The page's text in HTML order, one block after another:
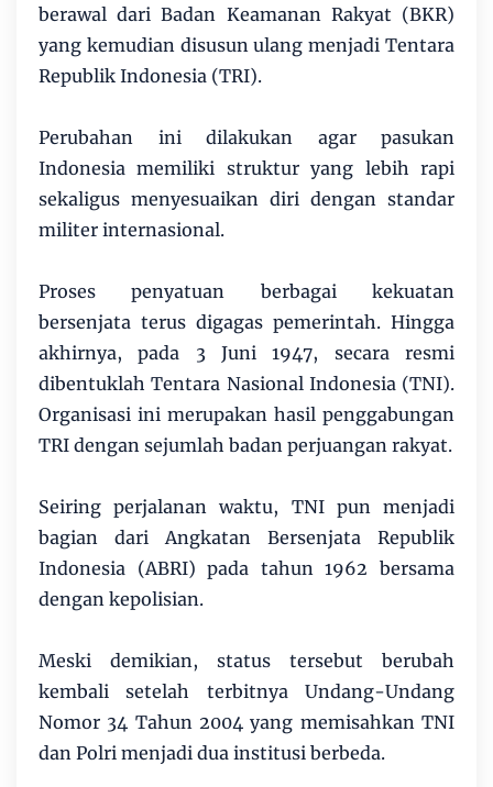
berawal dari Badan Keamanan Rakyat (BKR)
yang kemudian disusun ulang menjadi Tentara
Republik Indonesia (TRI).
Perubahan ini dilakukan agar pasukan
Indonesia memiliki struktur yang lebih rapi
sekaligus menyesuaikan diri dengan standar
militer internasional.
Proses penyatuan berbagai kekuatan
bersenjata terus digagas pemerintah. Hingga
akhirnya, pada 3 Juni 1947, secara resmi
dibentuklah Tentara Nasional Indonesia (TNI).
Organisasi ini merupakan hasil penggabungan
TRI dengan sejumlah badan perjuangan rakyat.
Seiring perjalanan waktu, TNI pun menjadi
bagian dari Angkatan Bersenjata Republik
Indonesia (ABRI) pada tahun 1962 bersama
dengan kepolisian.
Meski demikian, status tersebut berubah
kembali setelah terbitnya Undang-Undang
Nomor 34 Tahun 2004 yang memisahkan TNI
dan Polri menjadi dua institusi berbeda.